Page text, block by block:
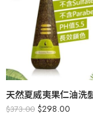
$373.00 $298.00